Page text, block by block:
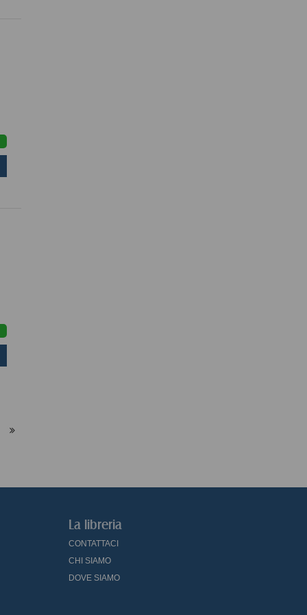
La libreria
CONTATTACI
CHI SIAMO
DOVE SIAMO